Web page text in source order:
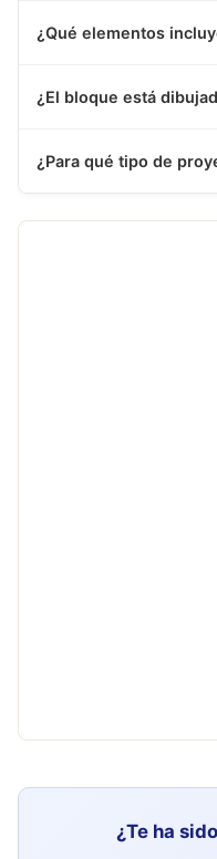
¿Qué elementos
¿El bloque está
¿Para qué tipo de
¿Te ha